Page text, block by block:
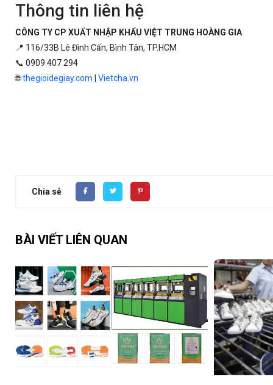
Thông tin liên hệ
CÔNG TY CP XUẤT NHẬP KHẨU VIỆT TRUNG HOÀNG GIA
📍 116/33B Lê Đình Cấn, Bình Tân, TP.HCM
📞 0909 407 294
🌐thegioidegiay.com Vietcha.vn
Chia sẻ
BÀI VIẾT LIÊN QUAN